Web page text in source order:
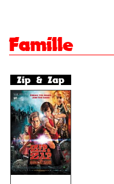
Famille
Zip & Zap